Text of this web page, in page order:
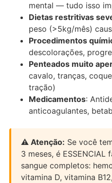
mental — tudo isso
Dietas restritivas
peso (>5kg/mês)
Procedimentos
descolorações,
Penteados muito
cavalo, tranças,
tração)
Medicamentos:
anticoagulantes,
⚠️ Atenção: Se você
3 meses, é ESSENCIAL
sangue completos:
vitamina D, vitamina